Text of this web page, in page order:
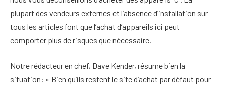
plupart des vendeurs externes et l’absence d’installation sur
tous les articles font que l’achat d’appareils ici peut
comporter plus de risques que nécessaire.
Notre rédacteur en chef, Dave Kender, résume bien la
situation: « Bien qu’ils restent le site d’achat par défaut pour